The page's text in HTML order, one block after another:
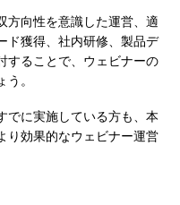
方向性を意識した運営、適
ド獲得、社内研修、製品デ
することで、ウェビナーの
。
でに実施している方も、本
り効果的なウェビナー運営